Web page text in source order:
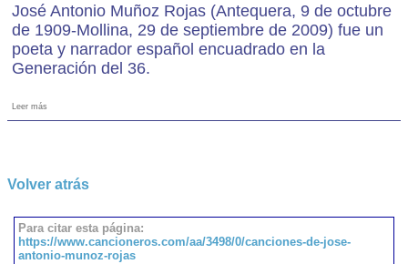
José Antonio Muñoz Rojas (Antequera, 9 de octubre
de 1909-Mollina, 29 de septiembre de 2009) fue un
poeta y narrador español encuadrado en la
Generación del 36.
Leer más
Volver atrás
Para citar esta página:
https://www.cancioneros.com/aa/3498/0/canciones-de-jose-
antonio-munoz-rojas